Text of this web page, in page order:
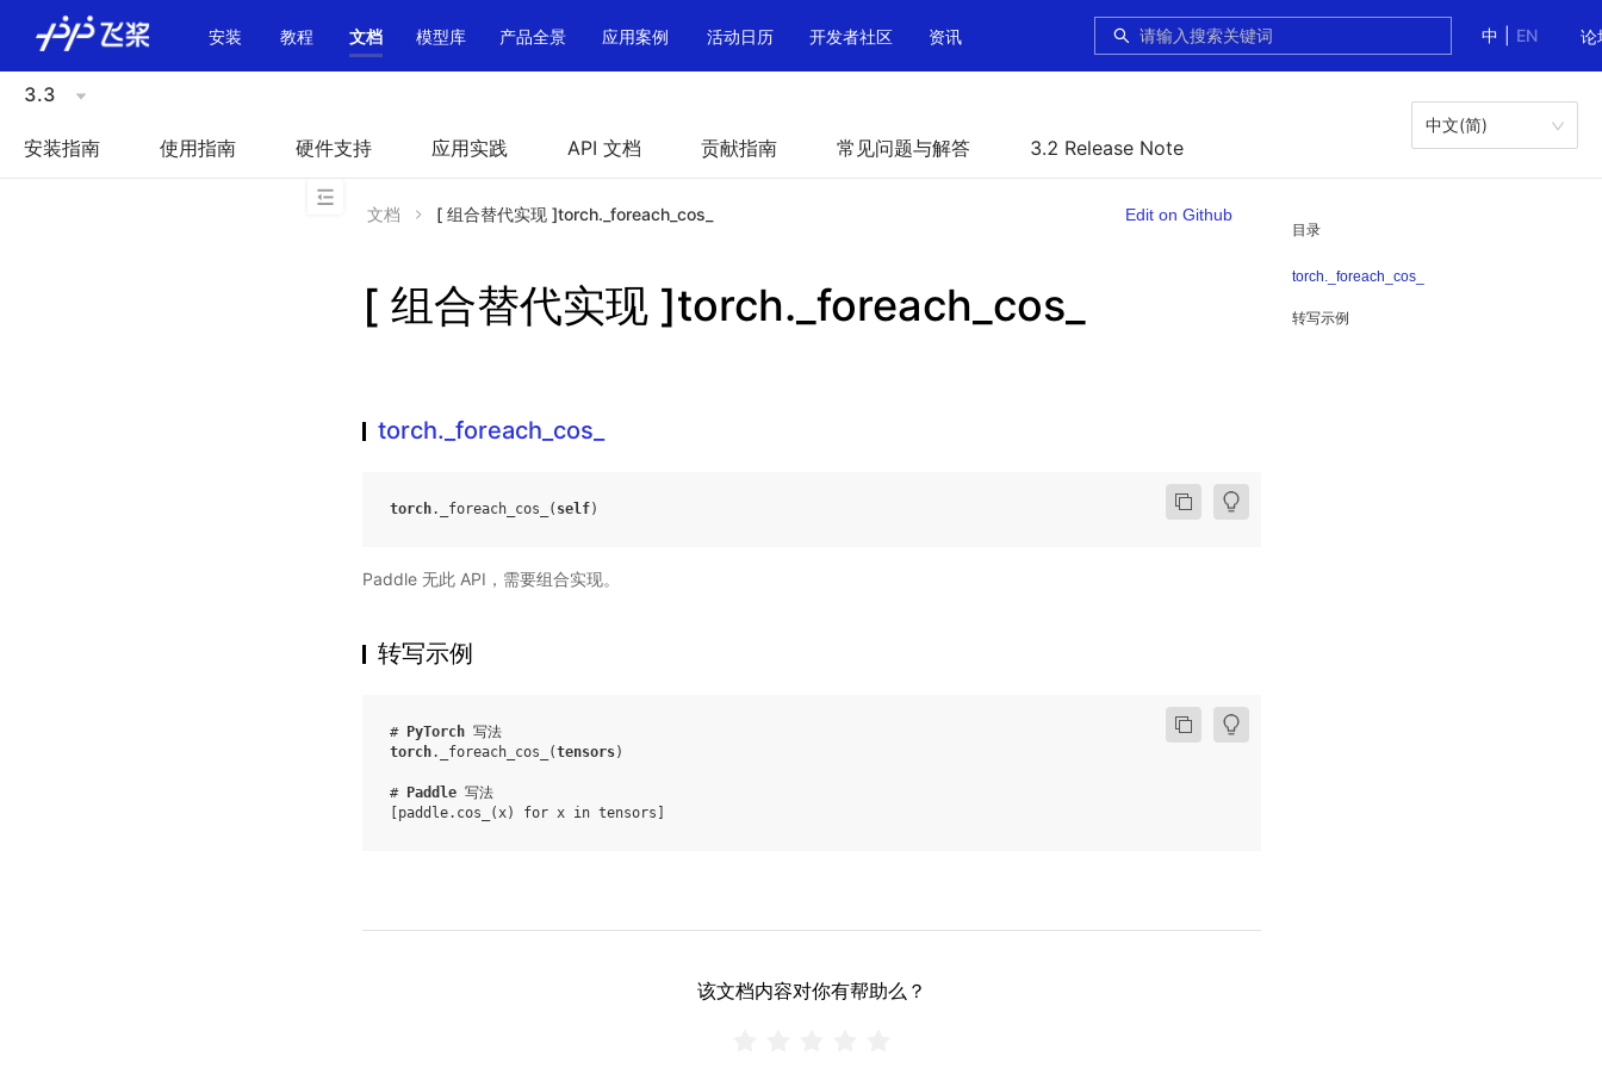
中
EN 论
安装 教程 文档 模型库 产品全景 应用案例 活动日历 开发者社区 资讯
3.3
安装指南 使用指南 硬件支持 应用实践 API 文档 贡献指南 常见问题与解答 3.2 Release Note
中文(简)
目录
torch._foreach_cos_
转写示例
文档 [ 组合替代实现 ]torch._foreach_cos_ Edit on Github
[ 组合替代实现 ]torch._foreach_cos_
torch._foreach_cos_
torch. _foreach_cos_ ( self)
Paddle 无此 API，需要组合实现。
转写示例
# PyTorch 写法
torch. _foreach_cos_ (tensors)
# Paddle 写法
paddle. cos_ (x) for x in tensors
该文档内容对你有帮助么？